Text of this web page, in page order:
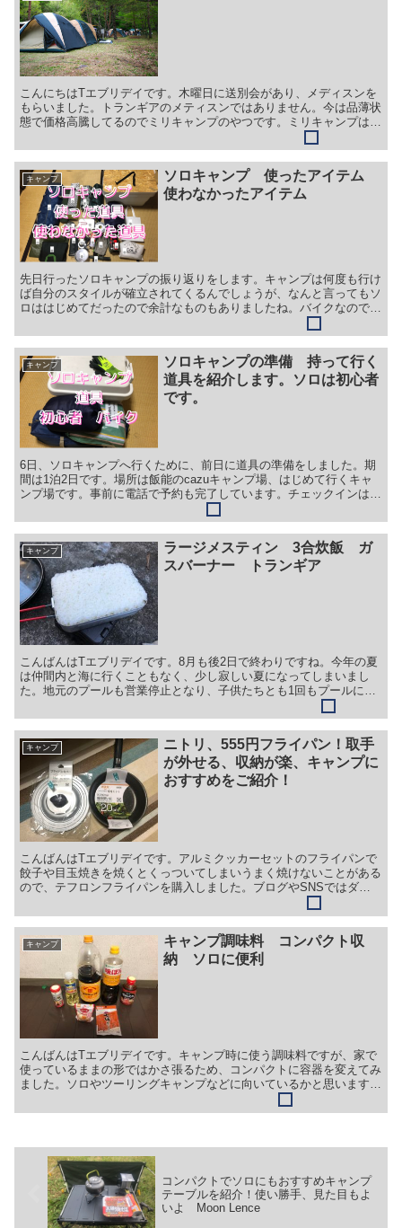
こんにちはTエブリデイです。木曜日に送別会があり、メディスンを
もらいました。トランギアのメティスンではありません。今は品薄状
態で価格高騰してるのでミリキャンプのやつです。ミリキャンプはな
かなか優れていて、バリ取りの必要がありませんでした。素...
キャンプ
ソロキャンプ 使ったアイテム
使わなかったアイテム
先日行ったソロキャンプの振り返りをします。キャンプは何度も行け
ば自分のスタイルが確立されてくるんでしょうが、なんと言ってもソ
ロははじめてだったので余計なものもありましたね。バイクなので少
しでも荷物減らせるとうれしいので今回は備忘録になります...
キャンプ
ソロキャンプの準備 持って行く
道具を紹介します。ソロは初心者
です。
6日、ソロキャンプへ行くために、前日に道具の準備をしました。期
間は1泊2日です。場所は飯能のcazuキャンプ場、はじめて行くキャ
ンプ場です。事前に電話で予約も完了しています。チェックインは
13時からです。ほとんどの道具は白のボックスに収納し...
キャンプ
ラージメスティン 3合炊飯 ガ
スバーナー トランギア
こんばんはTエブリデイです。8月も後2日で終わりですね。今年の夏
は仲間内と海に行くこともなく、少し寂しい夏になってしまいまし
た。地元のプールも営業停止となり、子供たちとも1回もプールに行
けない夏になりました。あんまり外出は出来なかったけど、...
キャンプ
ニトリ、555円フライパン！取手
が外せる、収納が楽、キャンプに
おすすめをご紹介！
こんばんはTエブリデイです。アルミクッカーセットのフライパンで
餃子や目玉焼きを焼くとくっついてしまいうまく焼けないことがある
ので、テフロンフライパンを購入しました。ブログやSNSではダイ
ソー300円フライパンを使っている人の記事をよく見ます...
キャンプ
キャンプ調味料 コンパクト収
納 ソロに便利
こんばんはTエブリデイです。キャンプ時に使う調味料ですが、家で
使っているままの形ではかさ張るため、コンパクトに容器を変えてみ
ました。ソロやツーリングキャンプなどに向いているかと思います。
容器はタレビンキャップの白いのはセリアで購入。キャップ...
コンパクトでソロにもおすすめキャンプ
テーブルを紹介！使い勝手、見た目もよ
いよ Moon Lence